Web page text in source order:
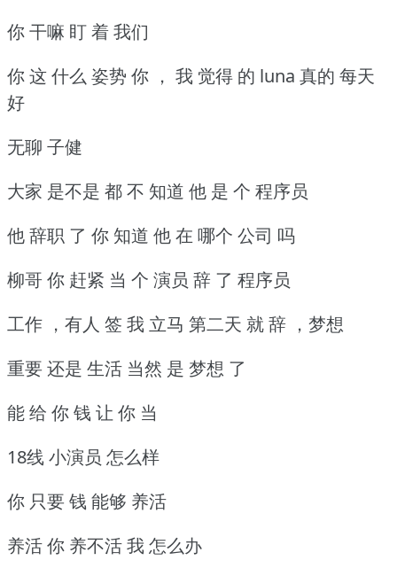
你 干嘛 盯 着 我们
你 这 什么 姿势 你 ， 我 觉得 的 luna 真的 每天
好
无聊 子健
大家 是不是 都 不 知道 他 是 个 程序员
他 辞职 了 你 知道 他 在 哪个 公司 吗
柳哥 你 赶紧 当 个 演员 辞 了 程序员
工作 ，有人 签 我 立马 第二天 就 辞 ，梦想
重要 还是 生活 当然 是 梦想 了
能 给 你 钱 让 你 当
18线 小演员 怎么样
你 只要 钱 能够 养活
养活 你 养不活 我 怎么办